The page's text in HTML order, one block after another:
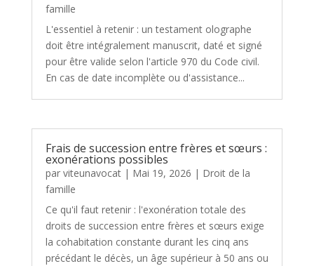
famille
L'essentiel à retenir : un testament olographe
doit être intégralement manuscrit, daté et signé
pour être valide selon l'article 970 du Code civil.
En cas de date incomplète ou d'assistance...
Frais de succession entre frères et sœurs :
exonérations possibles
par viteunavocat| Mai 19, 2026 | Droit de la
famille
Ce qu'il faut retenir : l'exonération totale des
droits de succession entre frères et sœurs exige
la cohabitation constante durant les cinq ans
précédant le décès, un âge supérieur à 50 ans ou